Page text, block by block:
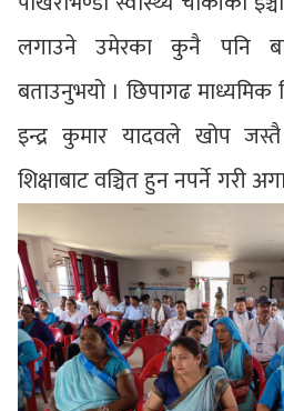
लगाउने उमेरका कुनै पनि
बताउनुभयो । छिपागढ माध्यमिक
इन्द्र कुमार यादवले खोप
शिक्षाबाट वञ्चित हुन नपर्ने गरी